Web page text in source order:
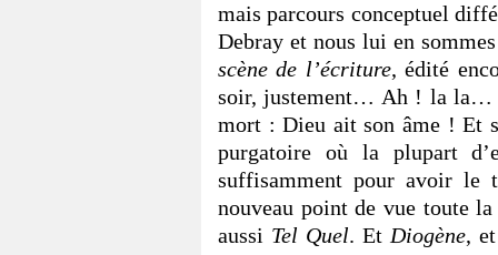
mais parcours conceptuel
Debray et nous lui en
scène de l’écriture, édité
soir, justement… Ah ! la la…
mort : Dieu ait son âme ! Et
purgatoire où la plupart
suffisamment pour avoir le
nouveau point de vue toute
aussi Tel Quel. Et Diogène,